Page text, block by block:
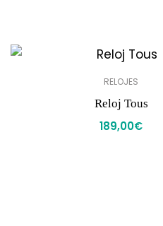
RELOJES
Reloj Tous
189,00€